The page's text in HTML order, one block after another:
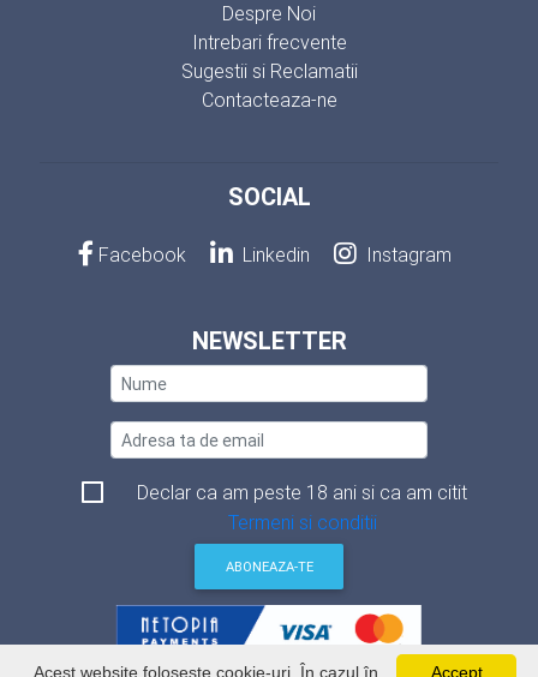
Despre Noi
Intrebari frecvente
Sugestii si Reclamatii
Contacteaza-ne
SOCIAL
Facebook Linkedin Instagram
NEWSLETTER
Declar ca am peste 18 ani si ca am citit
Termeni si conditii
ABONEAZA-TE
Accept
Acest website foloseste cookie-uri. În cazul în